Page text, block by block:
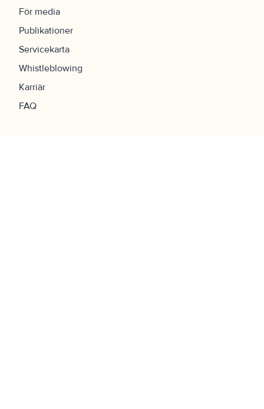
För media
Publikationer
Servicekarta
Whistleblowing
Karriär
FAQ